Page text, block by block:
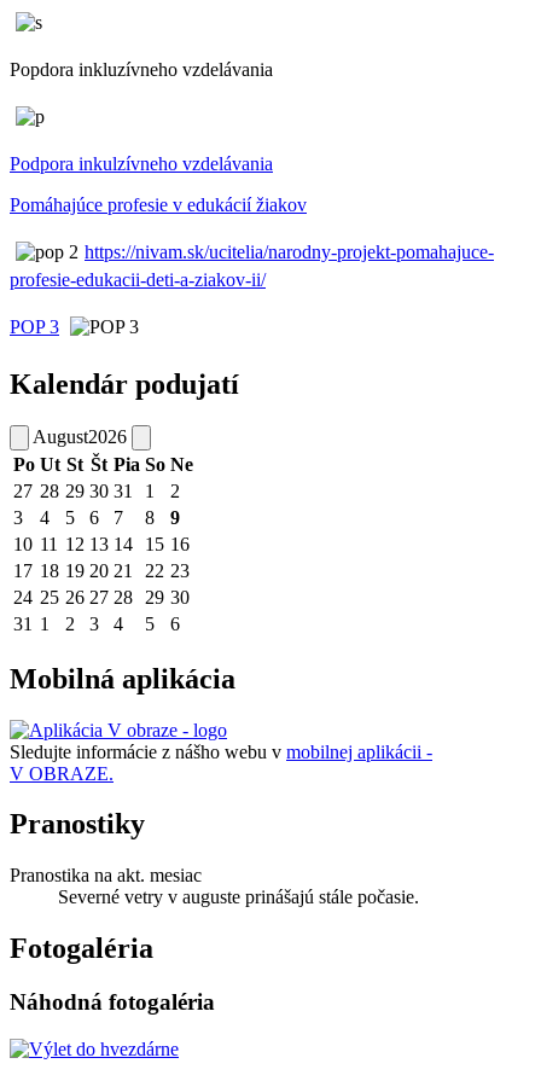
Popdora inkluzívneho vzdelávania
Podpora inkulzívneho vzdelávania
Pomáhajúce profesie v edukácií žiakov
https://nivam.sk/ucitelia/narodny-projekt-pomahajuce-
profesie-edukacii-deti-a-ziakov-ii/
POP 3
Kalendár podujatí
August2026
Po Ut St Št Pia So Ne
27 28 29 30 31 1
2
3
4 5 6 7 8
9
10 11 12 13 14 15 16
17 18 19 20 21 22 23
24 25 26 27 28 29 30
31 1 2 3 4 5 6
Mobilná aplikácia
Sledujte informácie z nášho webu v mobilnej aplikácii -
V OBRAZE.
Pranostiky
Pranostika na akt. mesiac
Severné vetry v auguste prinášajú stále počasie.
Fotogaléria
Náhodná fotogaléria